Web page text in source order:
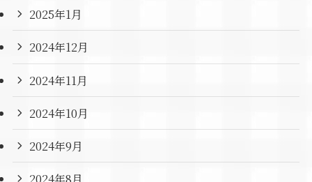
2025年1月
2024年12月
2024年11月
2024年10月
2024年9月